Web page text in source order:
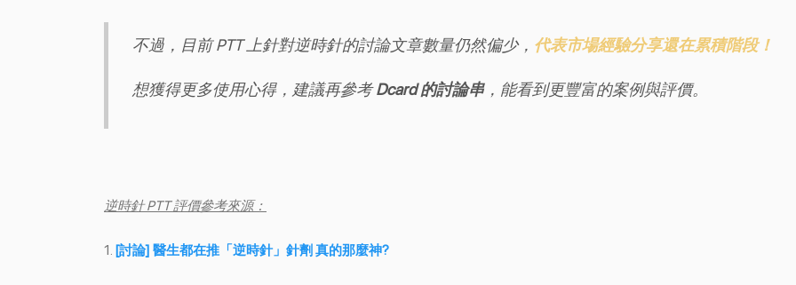
不過，目前 PTT 上針對逆時針的討論文章數量仍然偏少， 代表市場經驗分享還在累積階段！
想獲得更多使用心得，建議再參考Dcard 的討論串，能看到更豐富的案例與評價。
逆時針 PTT 評價參考來源：
1. [討論] 醫生都在推「逆時針」針劑 真的那麼神?